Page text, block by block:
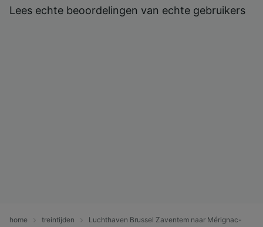
Lees echte beoordelingen van echte gebruikers
home treintijden
Luchthaven Brussel Zaventem naar Mérignac-